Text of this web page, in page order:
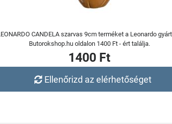
CANDELA szarvas 9cm terméket a Leonardo
Butorokshop.hu oldalon 1400 Ft - ért találja.
1400 Ft
Ellenőrizd az elérhetőséget